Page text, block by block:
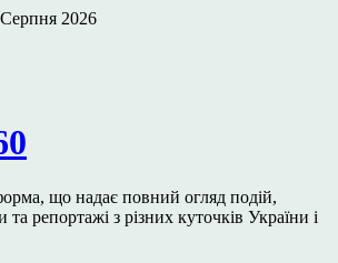
2026
що надає повний огляд подій,
та репортажі з різних куточків України і